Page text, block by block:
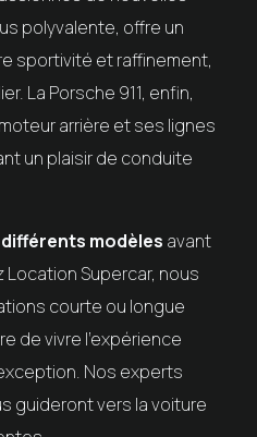
polyvalente, offre un
sportivité et raffinement,
La Porsche 911, enfin,
arrière et ses lignes
un plaisir de conduite
modèles avant
Supercar, nous
courte ou longue
de vivre l'expérience
Nos experts
guideront vers la voiture